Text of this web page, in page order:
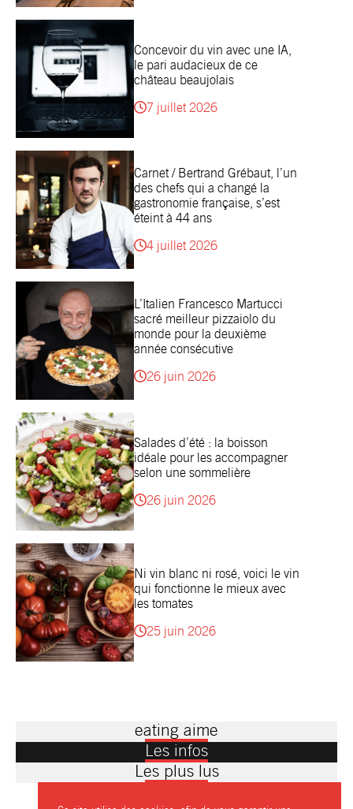
Concevoir du vin avec une IA,
le pari audacieux de ce
château beaujolais
7 juillet 2026
Carnet / Bertrand Grébaut, l’un
des chefs qui a changé la
gastronomie française, s’est
éteint à 44 ans
4 juillet 2026
L’Italien Francesco Martucci
sacré meilleur pizzaiolo du
monde pour la deuxième
année consécutive
26 juin 2026
Salades d’été : la boisson
idéale pour les accompagner
selon une sommelière
26 juin 2026
Ni vin blanc ni rosé, voici le vin
qui fonctionne le mieux avec
les tomates
25 juin 2026
eating aime
Les infos
Les plus lus